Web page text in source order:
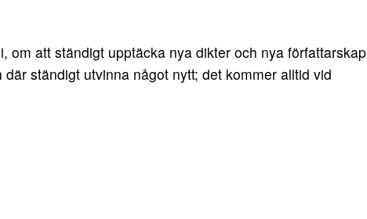
om att ständigt upptäcka nya dikter och nya författarskap
ständigt utvinna något nytt; det kommer alltid vid